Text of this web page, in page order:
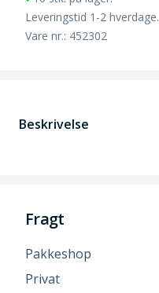
Leveringstid 1-2 hverdage.
Vare nr.: 452302
Beskrivelse
Fragt
Pakkeshop
Privat